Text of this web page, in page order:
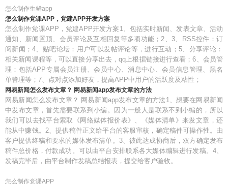
怎么制作生鲜app
怎么制作党课APP，党建APP开发方案
怎么制作党课APP，党建APP开发方案1、包括实时新闻、发表文章、活动
通知、新闻置顶、会员评论及互相回复等多项功能；2、3、RSS控件：订
阅新闻；4、贴吧论坛：用户可以发帖评论等，进行互动；5、分享评论：
相关新闻课程等，可以直接分享出去，qq上根据链接进行查看；6、会员管
理：包括APP专属会员注册、会员中心、消息中心、会员信息管理、黑名
单管理等；7、点对点添加好友，提高APP中用户的活跃度及粘性；
网易新闻怎么发布文章？ 网易新闻app发布文章的方法
网易新闻怎么发布文章？ 网易新闻app发布文章的方法1、想要在网易新闻
中发布文章，首先需要联系到小编。因为一般人是联系不到小编的，所以
我们可以去找平台索取《网络媒体报价表》、《媒体清单》来发文章，还
能从中赚钱。2、提供稿件正文给平台的客服审核，确定稿件可操作性。由
客户提供终稿和要求的媒体发布清单。3、彼此达成协商后，双方确定发布
稿件总价格，付款成功。可以由平台安排联系各大媒体编辑进行发稿。4、
发稿完毕后，由平台制作发稿总结报表，提交给客户验收。
怎么制作党课APP